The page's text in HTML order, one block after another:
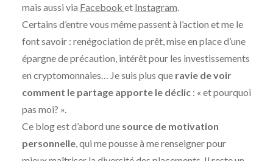
mais aussi via Facebook et Instagram.
Certains d’entre vous même passent à l’action et me le
font savoir : renégociation de prêt, mise en place d’une
épargne de précaution, intérêt pour les investissements
en cryptomonnaies… Je suis plus que ravie de voir
comment le partage apporte le déclic: « et pourquoi
pas moi? ».
Ce blog est d’abord une source de motivation
personnelle, qui me pousse à me renseigner pour